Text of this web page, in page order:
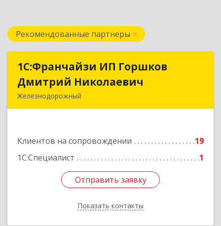
Рекомендованные партнеры
1С:Франчайзи ИП Горшков
Дмитрий Николаевич
Железнодорожный
Клиентов на сопровождении
19
1С:Специалист
1
Отправить заявку
Показать контакты
1С:Франчайзи ИП Горшков
Дмитрий Николаевич
Подробнее
Отправить заявку
Назад